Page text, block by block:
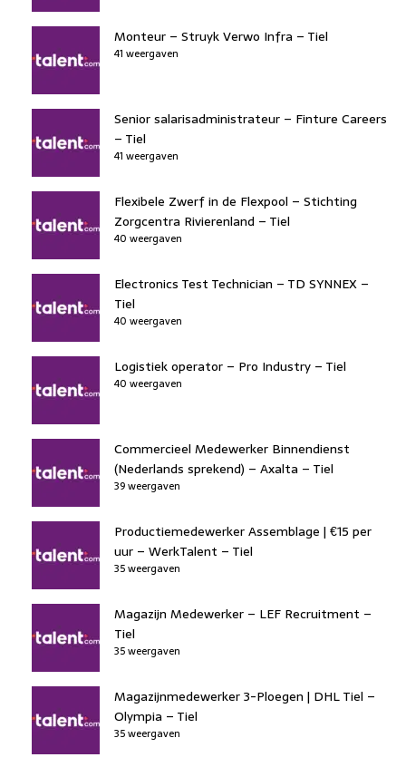
Monteur – Struyk Verwo Infra – Tiel
41 weergaven
Senior salarisadministrateur – Finture Careers
– Tiel
41 weergaven
Flexibele Zwerf in de Flexpool – Stichting
Zorgcentra Rivierenland – Tiel
40 weergaven
Electronics Test Technician – TD SYNNEX –
Tiel
40 weergaven
Logistiek operator – Pro Industry – Tiel
40 weergaven
Commercieel Medewerker Binnendienst
(Nederlands sprekend) – Axalta – Tiel
39 weergaven
Productiemedewerker Assemblage | €15 per
uur – WerkTalent – Tiel
35 weergaven
Magazijn Medewerker – LEF Recruitment –
Tiel
35 weergaven
Magazijnmedewerker 3-Ploegen | DHL Tiel –
Olympia – Tiel
35 weergaven